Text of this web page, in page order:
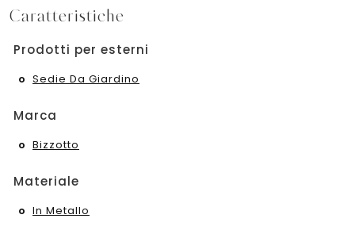
Caratteristiche
Prodotti per esterni
Sedie Da Giardino
Marca
Bizzotto
Materiale
In Metallo